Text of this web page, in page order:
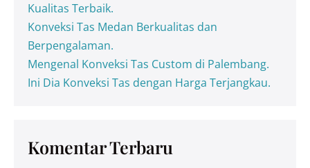
Kualitas Terbaik.
Konveksi Tas Medan Berkualitas dan
Berpengalaman.
Mengenal Konveksi Tas Custom di Palembang.
Ini Dia Konveksi Tas dengan Harga Terjangkau.
Komentar Terbaru